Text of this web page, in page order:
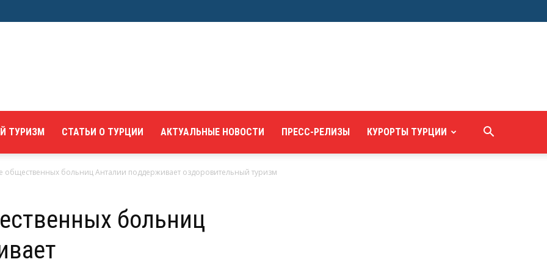
ТУРИЗМ СТАТЬИ О ТУРЦИИ АКТУАЛЬНЫЕ НОВОСТИ ПРЕСС-РЕЛИЗЫ КУРОРТЫ ТУРЦИИ
больниц Анталии поддерживает оздоровительный туризм
больниц